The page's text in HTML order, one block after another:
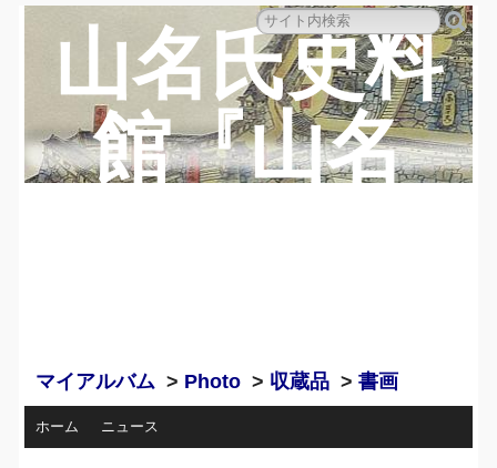
山名氏史料
館『山名
マイアルバム > Photo > 収蔵品 >書画
ホーム ニュース